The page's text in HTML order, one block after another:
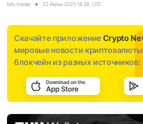
bits.media 22 Июнь 2025 14:29, UTC
Скачайте приложение Crypto
мировые новости
блокчейн из разных источников: